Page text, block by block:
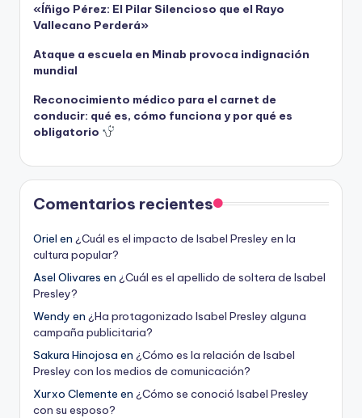
«Íñigo Pérez: El Pilar Silencioso que el Rayo
Vallecano Perderá»
Ataque a escuela en Minab provoca indignación
mundial
Reconocimiento médico para el carnet de
conducir: qué es, cómo funciona y por qué es
obligatorio
Comentarios recientes
Oriel en ¿Cuál es el impacto de Isabel Presley en la
cultura popular?
Asel Olivares en ¿Cuál es el apellido de soltera de Isabel
Presley?
Wendy en ¿Ha protagonizado Isabel Presley alguna
campaña publicitaria?
Sakura Hinojosa en ¿Cómo es la relación de Isabel
Presley con los medios de comunicación?
Xurxo Clemente en ¿Cómo se conoció Isabel Presley
con su esposo?